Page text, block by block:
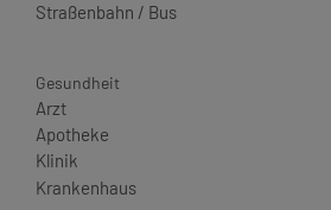
Straßenbahn / Bus
Gesundheit
Arzt
Apotheke
Klinik
Krankenhaus